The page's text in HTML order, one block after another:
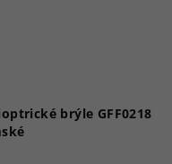
brýle GFF0218